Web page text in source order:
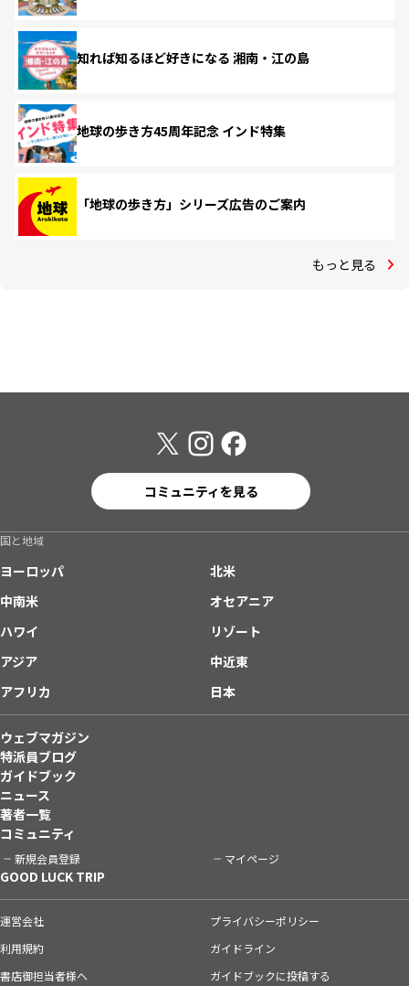
知れば知るほど好きになる 湘南・江の島
地球の歩き方45周年記念 インド特集
「地球の歩き方」シリーズ広告のご案内
もっと見る
コミュニティを見る
国と地域
ヨーロッパ
北米
中南米
オセアニア
ハワイ
リゾート
アジア
中近東
アフリカ
日本
ウェブマガジン
特派員ブログ
ガイドブック
ニュース
著者一覧
コミュニティ
新規会員登録 マイページ
GOOD LUCK TRIP
運営会社
プライバシーポリシー
利用規約
ガイドライン
書店御担当者様へ
ガイドブックに投稿する